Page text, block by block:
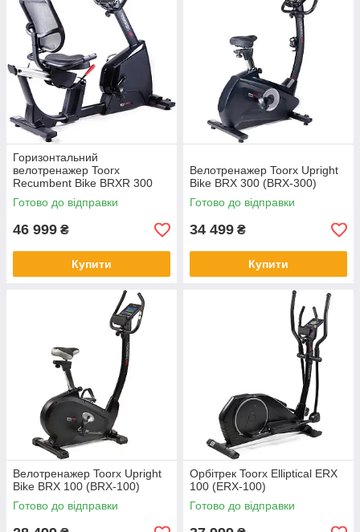
Горизонтальний
велотренажер Toorx
Recumbent Bike BRXR 300
(BRX-R300)
Готово до відправки
46 999 ₴
Купити
Велотренажер Toorx Upright
Bike BRX 300 (BRX-300)
Готово до відправки
34 499 ₴
Купити
Велотренажер Toorx Upright
Bike BRX 100 (BRX-100)
Готово до відправки
Орбітрек Toorx Elliptical ERX
100 (ERX-100)
Готово до відправки